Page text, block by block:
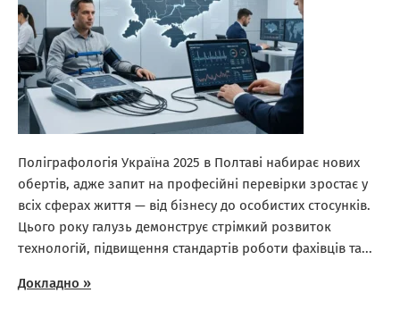
Поліграфологія Україна 2025 в Полтаві набирає нових
обертів, адже запит на професійні перевірки зростає у
всіх сферах життя — від бізнесу до особистих стосунків.
Цього року галузь демонструє стрімкий розвиток
технологій, підвищення стандартів роботи фахівців та...
Докладно »